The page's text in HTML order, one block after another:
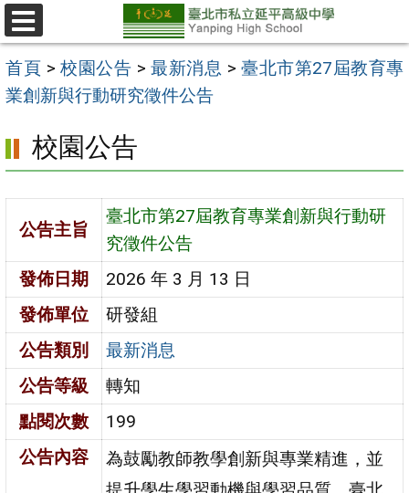
跳
至
主
要
區
選
單
首頁 > 校園公告 > 最新消息 > 臺北市第27屆教育專
業創新與行動研究徵件公告
校園公告
公告主旨
臺北市第27屆教育專業創新與行動研
究徵件公告
發佈日期
2026 年 3 月 13 日
發佈單位
研發組
公告類別
最新消息
公告等級
轉知
點閱次數
199
公告內容
為鼓勵教師教學創新與專業精進，並